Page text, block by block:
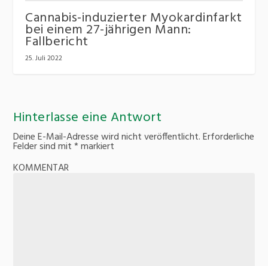
Cannabis-induzierter Myokardinfarkt
bei einem 27-jährigen Mann:
Fallbericht
25. Juli 2022
Hinterlasse eine Antwort
Deine E-Mail-Adresse wird nicht veröffentlicht. Erforderliche
Felder sind mit*markiert
KOMMENTAR